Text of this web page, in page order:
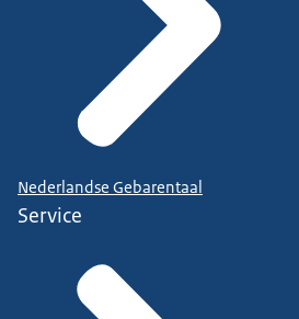
Nederlandse Gebarentaal
Service